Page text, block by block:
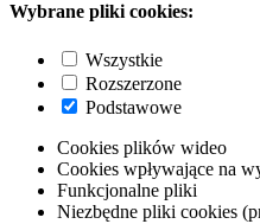
Wybrane pliki cookies:
Wszystkie
Rozszerzone
Podstawowe
Cookies plików wideo
Cookies wpływające na
Funkcjonalne pliki
Niezbędne pliki cookies